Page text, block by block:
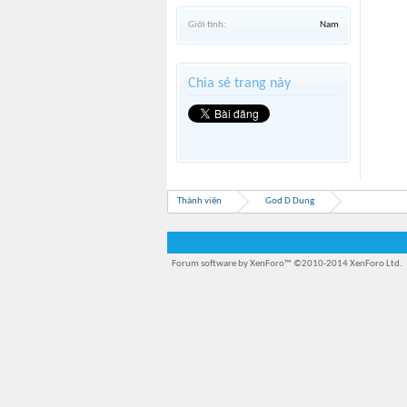
Giới tính: Nam
Chia sẻ trang này
Thành viên God D Dung
Forum software by XenForo™ ©2010-2014 XenForo Ltd.